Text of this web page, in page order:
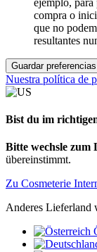
compra o
que no
resultantes
Guardar preferencias
Nuestra política de
Bist du im
Bitte wechsle zum
übereinstimmt.
Zu Cosmeterie
Anderes Lieferland